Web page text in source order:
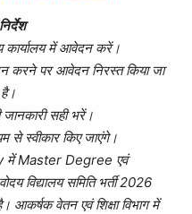
कार्यालय में आवेदन करें।
करने पर आवेदन निरस्त किया जा
सही भरें।
स्वीकार किए जाएंगे।
में Master Degree एवं
विद्यालय समिति भर्ती 2026
वेतन एवं शिक्षा विभाग में